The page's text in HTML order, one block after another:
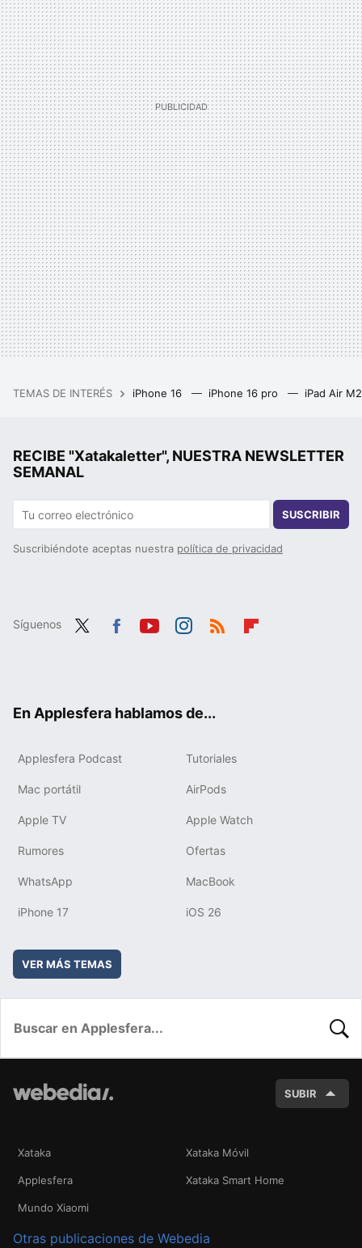
TEMAS DE INTERÉS iPhone 16 iPhone 16 pro iPad Air
RECIBE "Xatakaletter", NUESTRA NEWSLETTER
SEMANAL
SUSCRIBIR
Suscribiéndote aceptas nuestra política de privacidad
Síguenos
En Applesfera hablamos de...
Applesfera Podcast Tutoriales
Mac portátil AirPods
Apple TV Apple Watch
Rumores Ofertas
WhatsApp MacBook
iPhone 17 iOS 26
VER MÁS TEMAS
SUBIR
Xataka Xataka Móvil
Applesfera Xataka Smart Home
Mundo Xiaomi
Otras publicaciones de Webedia